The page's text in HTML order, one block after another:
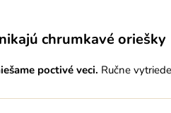
chrumkavé oriešky
poctivé veci. Ručne